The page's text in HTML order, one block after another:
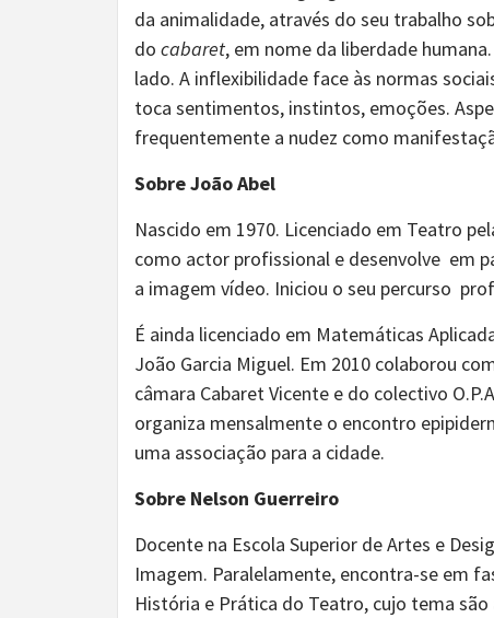
da animalidade, através do seu trabalho
do cabaret, em nome da liberdade
lado. A inflexibilidade face às normas
toca sentimentos, instintos, emoções.
frequentemente a nudez como
Sobre João Abel
Nascido em 1970. Licenciado em Teatro
como actor profissional e desenvolve em
a imagem vídeo. Iniciou o seu percurso
É ainda licenciado em Matemáticas
João Garcia Miguel. Em 2010 colaborou
câmara Cabaret Vicente e do colectivo
organiza mensalmente o encontro
uma associação para a cidade.
Sobre Nelson Guerreiro
Docente na Escola Superior de Artes e
Imagem. Paralelamente, encontra-se em
História e Prática do Teatro, cujo tema